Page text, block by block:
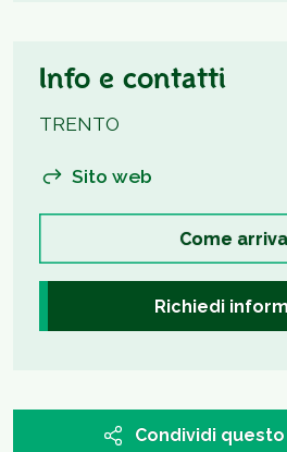
Info e contatti
TRENTO
Sito web
Come
Richiedi
Condividi